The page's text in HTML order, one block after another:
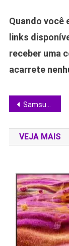
Quando você
links
receber uma
acarrete
de
Post
Samsung Vision AI 2025: vale investir nas novas TVs NEO QLED e OLED?
VEJA MAIS